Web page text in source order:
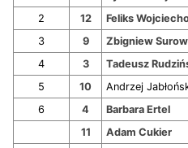
2
12 Feliks
3
9 Zbigniew
4
3 Tadeusz
5
10 Andrzej
6
4 Barbara Ertel
11
Adam Cukier